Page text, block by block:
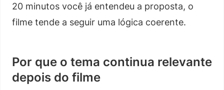
20 minutos você já entendeu a proposta, o
filme tende a seguir uma lógica coerente.
Por que o tema continua relevante
depois do filme